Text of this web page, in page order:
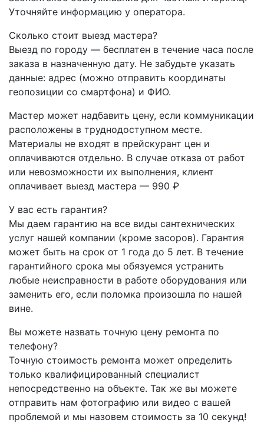
Уточняйте информацию у оператора.
Сколько стоит выезд мастера?
Выезд по городу — бесплатен в течение часа после
заказа в назначенную дату. Не забудьте указать
данные: адрес (можно отправить координаты
геопозиции со смартфона) и ФИО.
Мастер может надбавить цену, если коммуникации
расположены в труднодоступном месте.
Материалы не входят в прейскурант цен и
оплачиваются отдельно. В случае отказа от работ
или невозможности их выполнения, клиент
оплачивает выезд мастера — 990 ₽
У вас есть гарантия?
Мы даем гарантию на все виды сантехнических
услуг нашей компании (кроме засоров). Гарантия
может быть на срок от 1 года до 5 лет. В течение
гарантийного срока мы обязуемся устранить
любые неисправности в работе оборудования или
заменить его, если поломка произошла по нашей
вине.
Вы можете назвать точную цену ремонта по
телефону?
Точную стоимость ремонта может определить
только квалифицированный специалист
непосредственно на объекте. Так же вы можете
отправить нам фотографию или видео с вашей
проблемой и мы назовем стоимость за 10 секунд!